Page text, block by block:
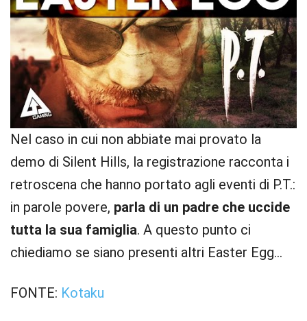
Nel caso in cui non abbiate mai provato la
demo di Silent Hills, la registrazione racconta i
retroscena che hanno portato agli eventi di P.T.:
in parole povere, parla di un padre che uccide
tutta la sua famiglia. A questo punto ci
chiediamo se siano presenti altri Easter Egg…
FONTE: Kotaku